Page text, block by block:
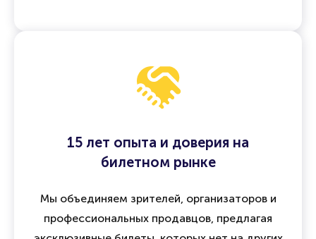
15 лет опыта и доверия на
билетном рынке
Мы объединяем зрителей, организаторов и
профессиональных продавцов, предлагая